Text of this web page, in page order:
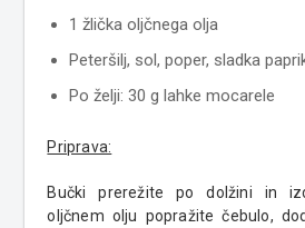
1 žlička oljčnega olja
Peteršilj, sol, poper, sladka
Po želji: 30 g lahke mocarele
Priprava:
Bučki prerežite po dolžini in
oljčnem olju popražite čebulo,